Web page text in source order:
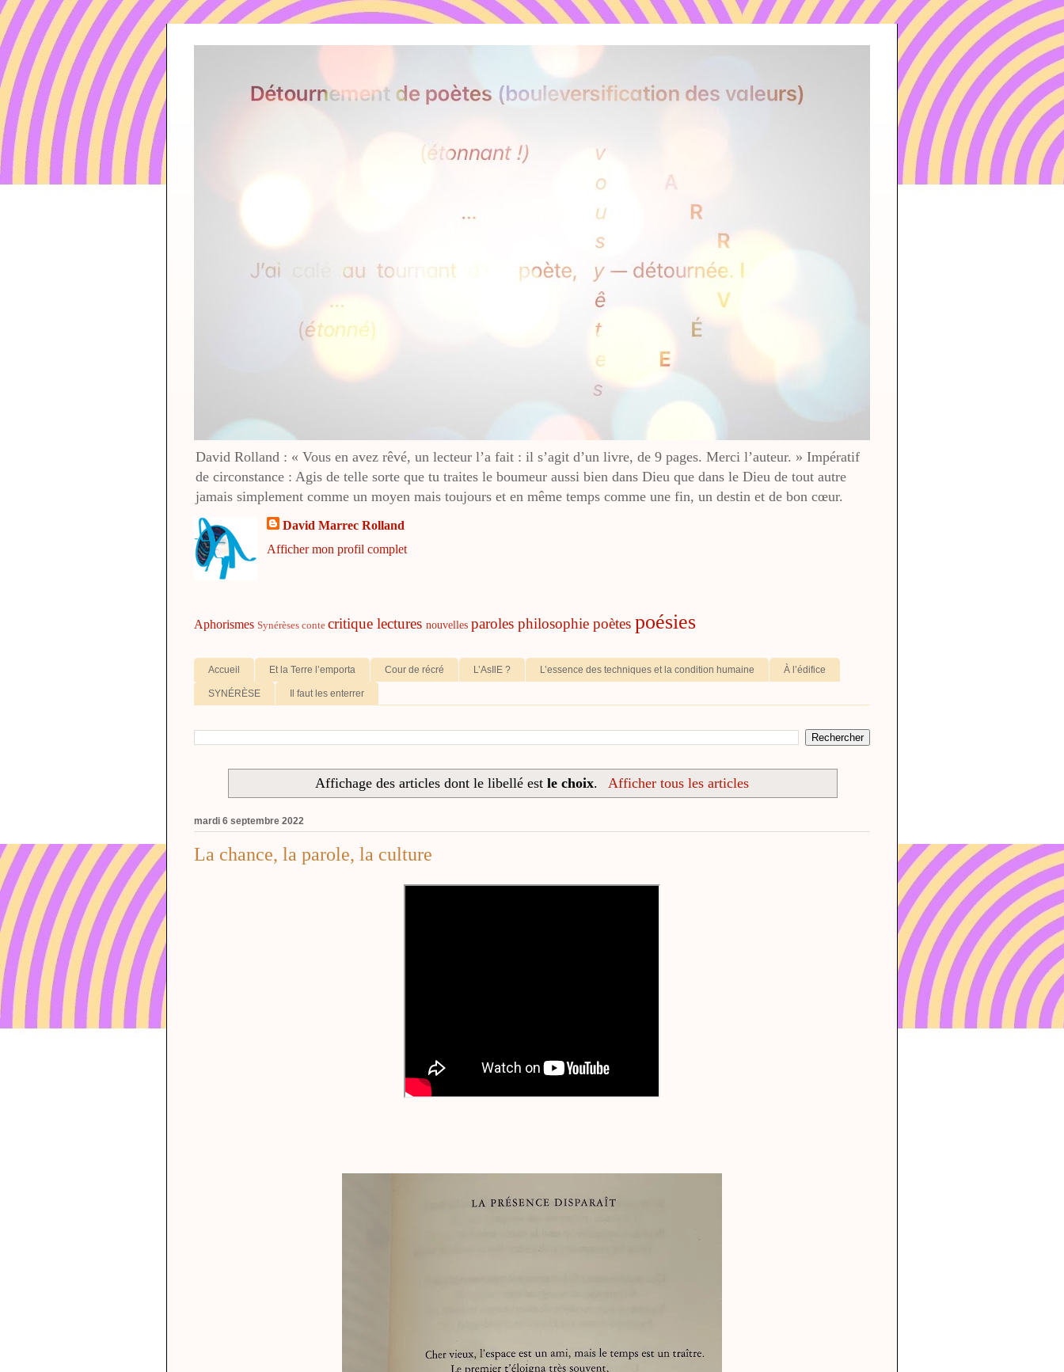
David Rolland : « Vous en avez rêvé, un lecteur l’a fait : il s’agit d’un livre, de 9 pages. Merci l’auteur. » Impératif
de circonstance : Agis de telle sorte que tu traites le boumeur aussi bien dans Dieu que dans le Dieu de tout autre
jamais simplement comme un moyen mais toujours et en même temps comme une fin, un destin et de bon cœur.
David Marrec Rolland
Afficher mon profil complet
Aphorismes Synérèses conte critique lectures nouvelles paroles philosophie poètes poésies
Accueil Et la Terre l’emporta Cour de récré L’AsIlE ? L’essence des techniques et la condition humaine À l’édifice
SYNÉRÈSE Il faut les enterrer
Affichage des articles dont le libellé estle choix. Afficher tous les articles
mardi 6 septembre 2022
La chance, la parole, la culture